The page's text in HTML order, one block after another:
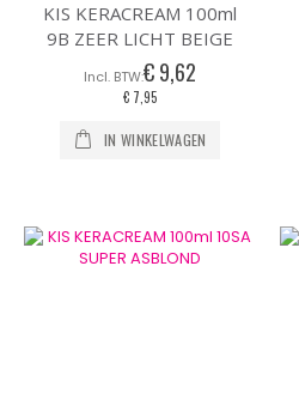
KIS KERACREAM 100ml
9B ZEER LICHT BEIGE
€ 9,62
€ 7,95
IN WINKELWAGEN